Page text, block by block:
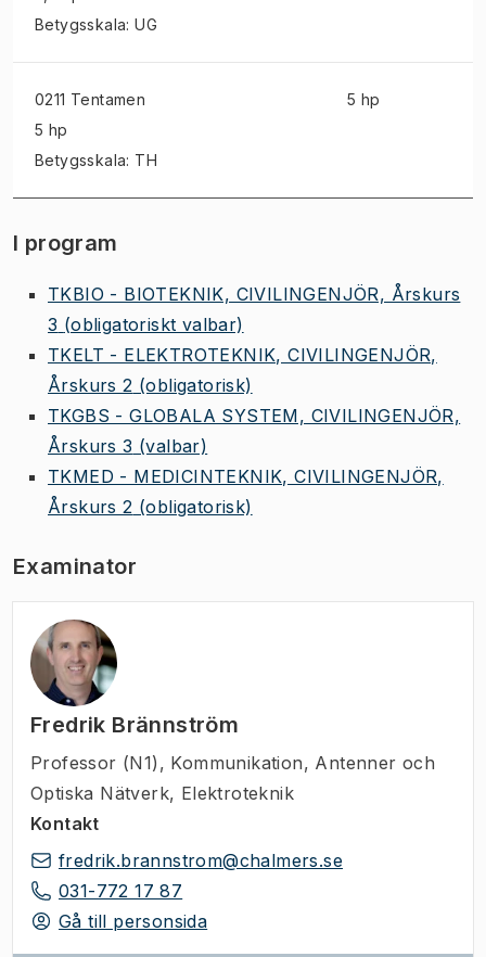
Betygsskala: UG
0211 Tentamen
5 hp
Betygsskala: TH
5 hp
I program
TKBIO - BIOTEKNIK, CIVILINGENJÖR, Årskurs
3 (obligatoriskt valbar)
TKELT - ELEKTROTEKNIK, CIVILINGENJÖR,
Årskurs 2 (obligatorisk)
TKGBS - GLOBALA SYSTEM, CIVILINGENJÖR,
Årskurs 3 (valbar)
TKMED - MEDICINTEKNIK, CIVILINGENJÖR,
Årskurs 2 (obligatorisk)
Examinator
Fredrik Brännström
Professor (N1) , Kommunikation, Antenner och
Optiska Nätverk, Elektroteknik
Kontakt
fredrik.brannstrom@chalmers.se
031-772 17 87
Gå till personsida